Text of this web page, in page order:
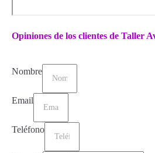
Opiniones de los clientes de Taller
Nombre
Email
Teléfono